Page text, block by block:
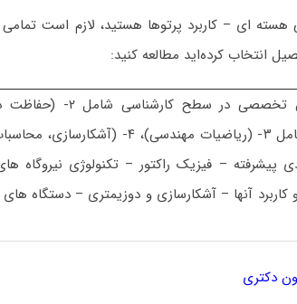
ای – کاربرد پرتوها هستید، لازم است
انتخاب کرده‌اید مطالعه کنید:
– مجموعه دروس تخصصی در سطح
کارشناسی ارشد شامل ۳- (ریاضیات مهندسی)، ۴-
دکتری